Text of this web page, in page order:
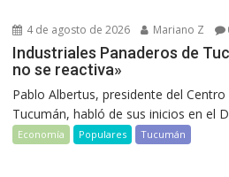
4 de agosto de 2026 Mariano Z
Industriales Panaderos de
no se reactiva»
Pablo Albertus, presidente del
Tucumán, habló de sus inicios en el
Economía Populares Tucumán